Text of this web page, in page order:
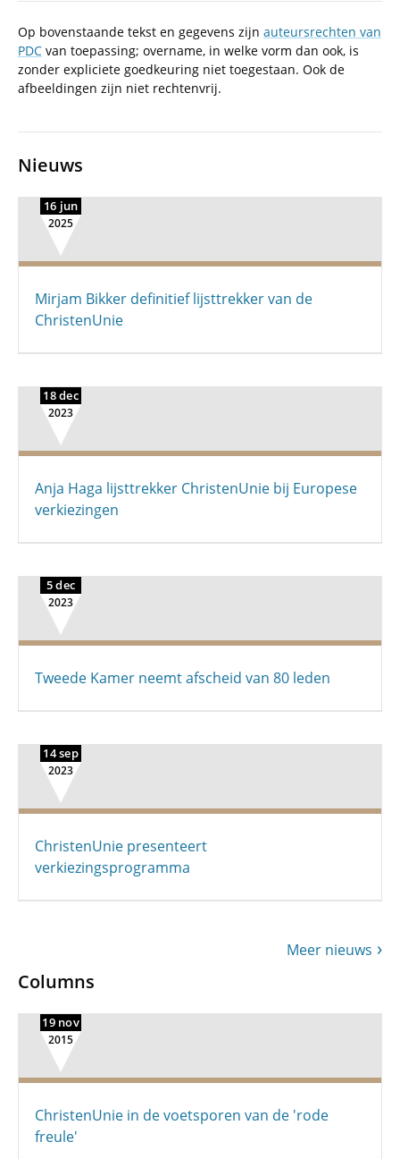
Op bovenstaande tekst en gegevens zijn auteursrechten van
PDC van toepassing; overname, in welke vorm dan ook, is
zonder expliciete goedkeuring niet toegestaan. Ook de
afbeeldingen zijn niet rechtenvrij.
Nieuws
16 jun
2025
Mirjam Bikker definitief lijsttrekker van de
ChristenUnie
18 dec
2023
Anja Haga lijsttrekker ChristenUnie bij Europese
verkiezingen
5 dec
2023
Tweede Kamer neemt afscheid van 80 leden
14 sep
2023
ChristenUnie presenteert
verkiezingsprogramma
Meer nieuws
Columns
19 nov
2015
ChristenUnie in de voetsporen van de 'rode
freule'